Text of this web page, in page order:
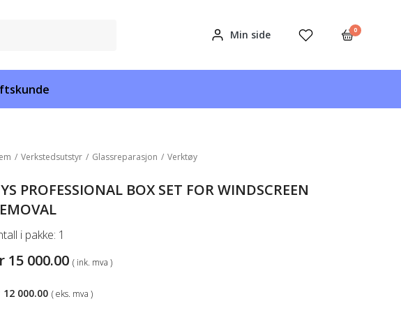
Min side 0
/ Verkstedsutstyr / Glassreparasjon / Verktøy
PROFESSIONAL BOX SET FOR WINDSCREEN
15 000.00 ( ink. mva )
i pakke: 1
12 000.00 ( eks. mva )